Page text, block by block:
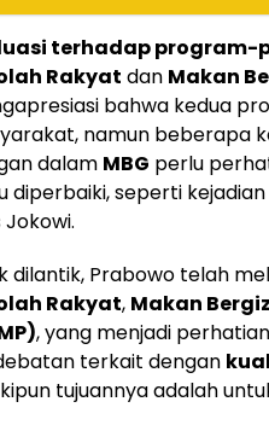
terhadap program-
Rakyat dan Makan
bahwa kedua
namun beberapa
dalam MBG perlu
diperbaiki, seperti
Jokowi.
dilantik, Prabowo telah
Rakyat, Makan
, yang menjadi
terkait dengan
tujuannya adalah